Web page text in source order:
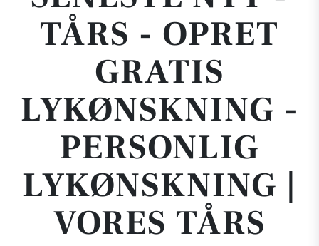
TÅRS - OPRET
GRATIS
LYKØNSKNING -
PERSONLIG
LYKØNSKNING |
VORES TÅRS